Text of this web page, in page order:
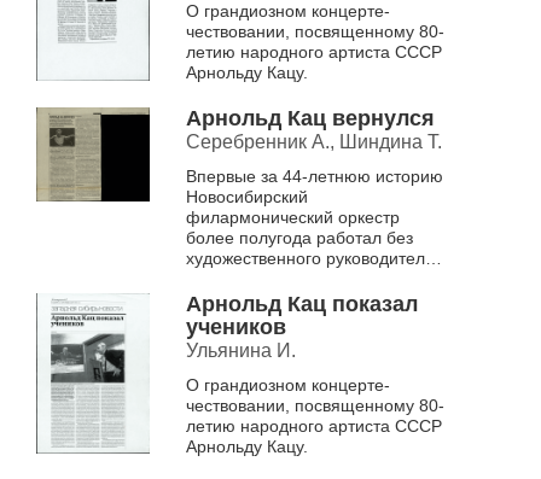
О грандиозном концерте-
чествовании, посвященному 80-
летию народного артиста СССР
Арнольду Кацу.
Арнольд Кац вернулся
Серебренник А., Шиндина Т.
Впервые за 44-летнюю историю
Новосибирский
филармонический оркестр
более полугода работал без
художественного руководителя и
Арнольд Кац показал
учеников
Ульянина И.
О грандиозном концерте-
чествовании, посвященному 80-
летию народного артиста СССР
Арнольду Кацу.